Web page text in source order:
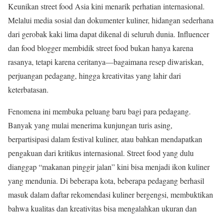
Keunikan street food Asia kini menarik perhatian internasional.
Melalui media sosial dan dokumenter kuliner, hidangan sederhana
dari gerobak kaki lima dapat dikenal di seluruh dunia. Influencer
dan food blogger membidik street food bukan hanya karena
rasanya, tetapi karena ceritanya—bagaimana resep diwariskan,
perjuangan pedagang, hingga kreativitas yang lahir dari
keterbatasan.
Fenomena ini membuka peluang baru bagi para pedagang.
Banyak yang mulai menerima kunjungan turis asing,
berpartisipasi dalam festival kuliner, atau bahkan mendapatkan
pengakuan dari kritikus internasional. Street food yang dulu
dianggap “makanan pinggir jalan” kini bisa menjadi ikon kuliner
yang mendunia. Di beberapa kota, beberapa pedagang berhasil
masuk dalam daftar rekomendasi kuliner bergengsi, membuktikan
bahwa kualitas dan kreativitas bisa mengalahkan ukuran dan